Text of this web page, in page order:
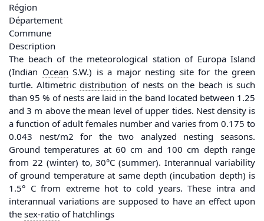
Région
Département
Commune
Description
The beach of the meteorological station of Europa Island
(Indian Ocean S.W.) is a major nesting site for the green
turtle. Altimetricdistribution of nests on the beach is such
than 95 % of nests are laid in the band located between 1.25
and 3 m above the mean level of upper tides. Nest density is
a function of adult females number and varies from 0.175 to
0.043 nest/m2 for the two analyzed nesting seasons.
Ground temperatures at 60 cm and 100 cm depth range
from 22 (winter) to, 30°C (summer). Interannual variability
of ground temperature at same depth (incubation depth) is
1.5° C from extreme hot to cold years. These intra and
interannual variations are supposed to have an effect upon
the sex-ratio of hatchlings